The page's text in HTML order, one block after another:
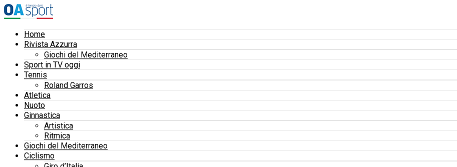
Home
Rivista Azzurra
Giochi del Mediterraneo
Sport in TV oggi
Tennis
Roland Garros
Atletica
Nuoto
Ginnastica
Artistica
Ritmica
Giochi del Mediterraneo
Ciclismo